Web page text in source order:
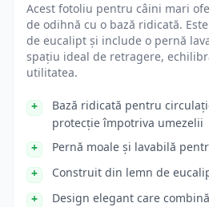
Acest fotoliu pentru câini mari
de odihnă cu o bază ridicată.
de eucalipt și include o pernă
spațiu ideal de retragere,
utilitatea.
Bază ridicată pentru
protecție împotriva umezelii
Pernă moale și lavabilă
Construit din lemn de
Design elegant care